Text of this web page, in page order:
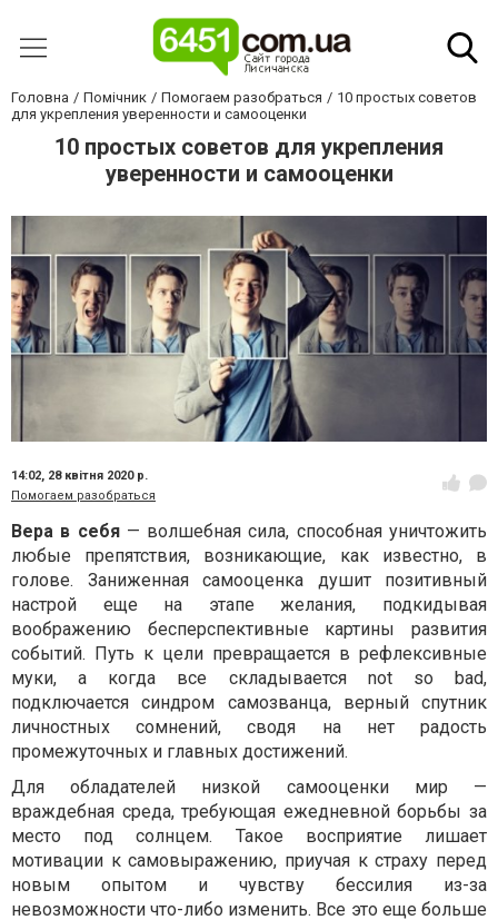
Головна Помічник Помогаем разобраться
10 простых советов
для укрепления уверенности и самооценки
10 простых советов для укрепления
уверенности и самооценки
14:02, 28 квітня 2020 р.
Помогаем разобраться
Вера в себя— волшебная сила, способная уничтожить
любые препятствия, возникающие, как известно, в
голове. Заниженная самооценка душит позитивный
настрой еще на этапе желания, подкидывая
воображению бесперспективные картины развития
событий. Путь к цели превращается в рефлексивные
муки, а когда все складывается not so bad,
подключается синдром самозванца, верный спутник
личностных сомнений, сводя на нет радость
промежуточных и главных достижений.
Для обладателей низкой самооценки мир —
враждебная среда, требующая ежедневной борьбы за
место под солнцем. Такое восприятие лишает
мотивации к самовыражению, приучая к страху перед
новым опытом и чувству бессилия из-за
невозможности что-либо изменить. Все это еще больше